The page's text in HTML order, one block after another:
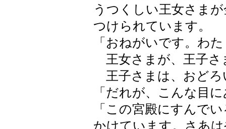
うつくしい王女さま
つけられています。
「おねがいです。わ
王女さまが、王子さ
王子さまは、おどろ
「だれが、こんな目
「この宮殿にすんで
かけています。さあ